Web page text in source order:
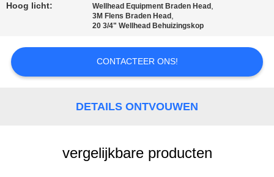
PRIVACY
POLICY
Hoog licht: Wellhead Equipment Braden Head ,
3M Flens Braden Head ,
20 3/4" Wellhead Behuizingskop
CONTACTEER ONS!
DETAILS ONTVOUWEN
vergelijkbare producten